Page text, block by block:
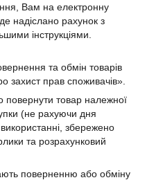
Вам на електронну
надіслано рахунок з
інструкціями.
та обмін товарів
захист прав споживачів».
повернути товар належної
(не рахуючи дня
збережено
та розрахунковий
поверненню або обміну